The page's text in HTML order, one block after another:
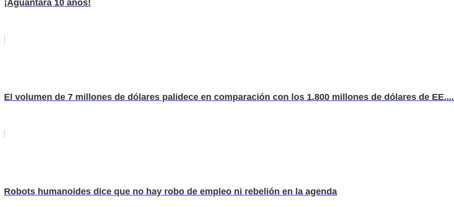
¡Aguantará 10 años!
El volumen de 7 millones de dólares palidece en comparación con los 1.800 millones de dólares de EE....
Robots humanoides dice que no hay robo de empleo ni rebelión en la agenda